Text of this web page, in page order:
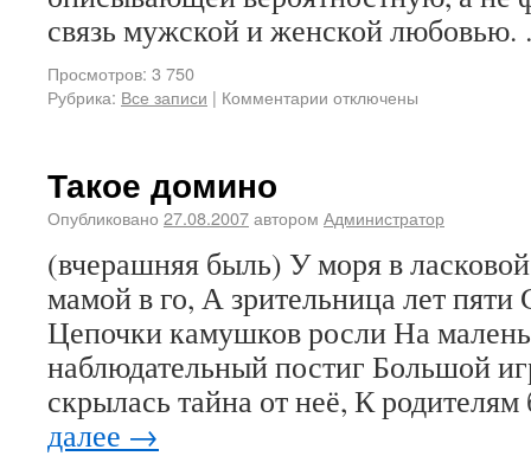
связь мужской и женской
Просмотров: 3 750
Рубрика: Все записи | Комментарии отключены
Такое домино
Опубликовано 27.08.2007автором Администратор
(вчерашняя быль) У моря в
мамой в го, А зрительница лет пяти
Цепочки камушков росли На
наблюдательный постиг Большой
скрылась тайна от неё, К
далее →